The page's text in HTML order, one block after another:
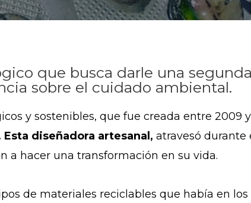
que busca darle una
sobre el cuidado ambiental.
y sostenibles, que fue creada entre 2009
Esta diseñadora artesanal, atravesó durante
a hacer una transformación en su vida.
de materiales reciclables que había en los